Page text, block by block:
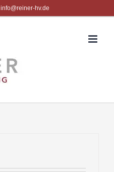
info@reiner-hv.de